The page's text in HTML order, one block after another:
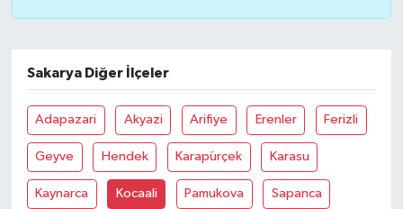
Sakarya Diğer İlçeler
Adapazari Akyazi Arifiye Erenler Ferizli
Geyve Hendek Karapürçek Karasu
Kaynarca Kocaali Pamukova Sapanca